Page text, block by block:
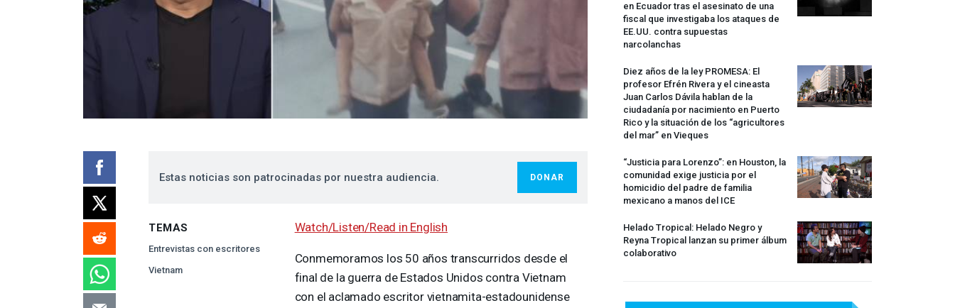
Estas noticias son patrocinadas por nuestra audiencia. DONAR
TEMAS
Entrevistas con escritores
Vietnam
Watch/Listen/Read in English
Conmemoramos los 50 años transcurridos desde el
final de la guerra de Estados Unidos contra Vietnam
con el aclamado escritor vietnamita-estadounidense
en Ecuador tras el asesinato de una
fiscal que investigaba los ataques de
EE.UU. contra supuestas
narcolanchas
Diez años de la ley PROMESA: El
profesor Efrén Rivera y el cineasta
Juan Carlos Dávila hablan de la
ciudadanía por nacimiento en Puerto
Rico y la situación de los “agricultores
del mar” en Vieques
“Justicia para Lorenzo”: en Houston, la
comunidad exige justicia por el
homicidio del padre de familia
mexicano a manos del ICE
Helado Tropical: Helado Negro y
Reyna Tropical lanzan su primer álbum
colaborativo